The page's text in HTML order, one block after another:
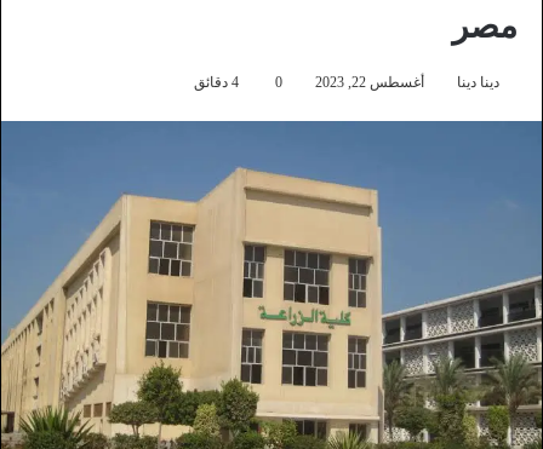
مصر
دينا دينا أغسطس 22, 2023 0